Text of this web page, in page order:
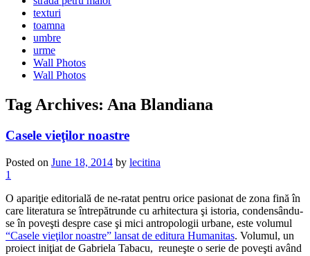
texturi
toamna
umbre
urme
Wall Photos
Wall Photos
Tag Archives: Ana Blandiana
Casele vieţilor noastre
Posted on June 18, 2014 by lecitina
1
O apariţie editorială de ne-ratat pentru orice pasionat de zona fină în
care literatura se întrepătrunde cu arhitectura şi istoria, condensându-
se în poveşti despre case şi mici antropologii urbane, este volumul
“Casele vieţilor noastre” lansat de editura Humanitas. Volumul, un
proiect iniţiat de Gabriela Tabacu, reuneşte o serie de poveşti având